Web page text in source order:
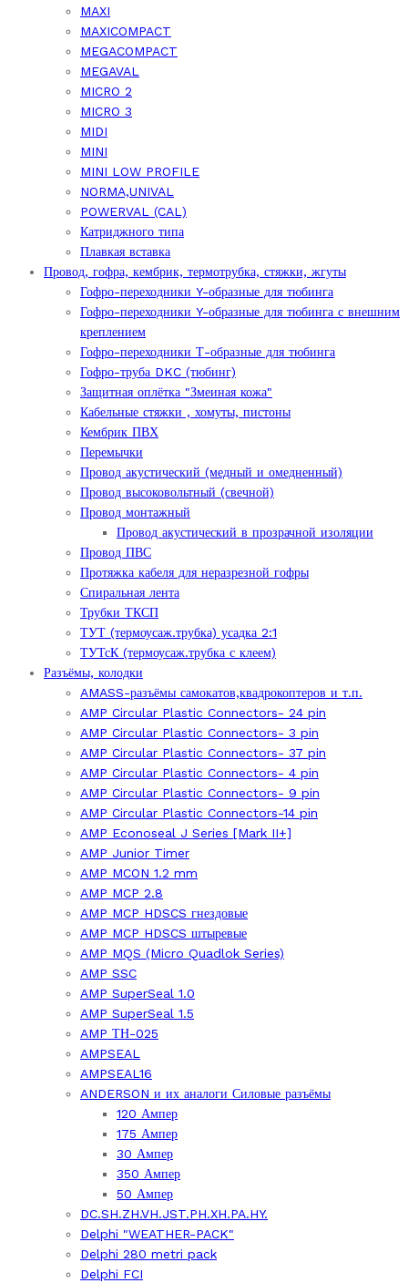
MAXI
MAXICOMPACT
MEGACOMPACT
MEGAVAL
MICRO 2
MICRO 3
MIDI
MINI
MINI LOW PROFILE
NORMA,UNIVAL
POWERVAL (CAL)
Катриджного типа
Плавкая вставка
Провод, гофра, кембрик, термотрубка, стяжки, жгуты
Гофро-переходники Y-образные для тюбинга
Гофро-переходники Y-образные для тюбинга с внешним
креплением
Гофро-переходники Т-образные для тюбинга
Гофро-труба DKC (тюбинг)
Защитная оплётка "Змеиная кожа"
Кабельные стяжки , хомуты, пистоны
Кембрик ПВХ
Перемычки
Провод акустический (медный и омедненный)
Провод высоковольтный (свечной)
Провод монтажный
Провод акустический в прозрачной изоляции
Провод ПВС
Протяжка кабеля для неразрезной гофры
Спиральная лента
Трубки ТКСП
ТУТ (термоусаж.трубка) усадка 2:1
ТУТсК (термоусаж.трубка с клеем)
Разъёмы, колодки
AMASS-разъёмы самокатов,квадрокоптеров и т.п.
AMP Circular Plastic Connectors- 24 pin
AMP Circular Plastic Connectors- 3 pin
AMP Circular Plastic Connectors- 37 pin
AMP Circular Plastic Connectors- 4 pin
AMP Circular Plastic Connectors- 9 pin
AMP Circular Plastic Connectors-14 pin
AMP Econoseal J Series [Mark II+]
AMP Junior Timer
AMP MCON 1.2 mm
AMP MCP 2.8
AMP MCP HDSCS гнездовые
AMP MCP HDSCS штыревые
AMP MQS (Micro Quadlok Series)
AMP SSC
AMP SuperSeal 1.0
AMP SuperSeal 1.5
AMP ТН-025
AMPSEAL
AMPSEAL16
ANDERSON и их аналоги Силовые разъёмы
120 Ампер
175 Ампер
30 Ампер
350 Ампер
50 Ампер
DC.SH.ZH.VH.JST.PH.XH.PA.HY.
Delphi "WEATHER-PACK"
Delphi 280 metri pack
Delphi FCI